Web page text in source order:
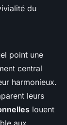
du
point une
central
harmonieux.
leurs
louent
aux